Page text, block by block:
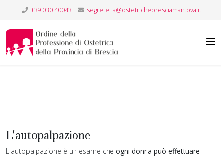
+39 030 40043 segreteria@ostetrichebresciamantova.it
L'autopalpazione
L'autopalpazione è un esame che ogni donna può effettuare